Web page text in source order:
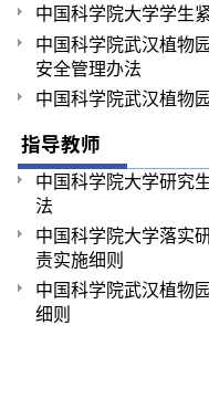
中国科学院大学学生
中国科学院武汉植物
安全管理办法
中国科学院武汉植物
指导教师
中国科学院大学研究
法
中国科学院大学落实
责实施细则
中国科学院武汉植物
细则